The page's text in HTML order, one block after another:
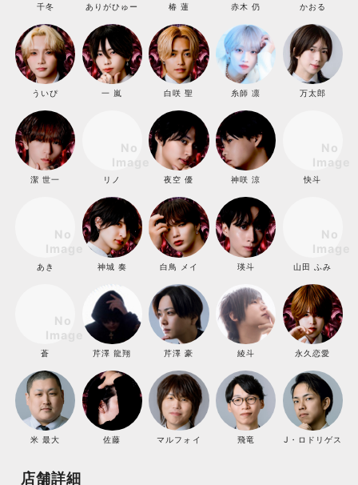
千冬 ありがひゅー 椿 蓮 赤木 仍 かおる
ういぴ 一 嵐 白咲 聖 糸師 凛 万太郎
潔 世一 リノ 夜空 優 神咲 涼 快斗
あき 神城 奏 白鳥 メイ 瑛斗 山田 ふみ
蒼 芹澤 龍翔 芹澤 豪 綾斗 永久恋愛
米 最大 佐藤 マルフォイ 飛竜 J・ロドリゲス
店舗詳細